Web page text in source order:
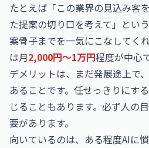
たとえば「この業界の見込み客
た提案の切り口を考えて」とい
案骨子までを一気にこなしてく
は月2,000円〜1万円程度が中心
デメリットは、まだ発展途上で
あることです。任せっきりにす
じることもあります。必ず人の
要があります。
向いているのは、ある程度AIに